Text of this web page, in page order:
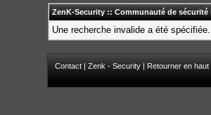
ZenK-Security :: Communauté de
Une recherche invalide a été
Contact |Zenk - Security | Retourner en haut